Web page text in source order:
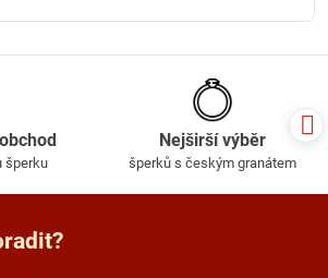
šperku
Nejširší výběr
šperků s českým granátem